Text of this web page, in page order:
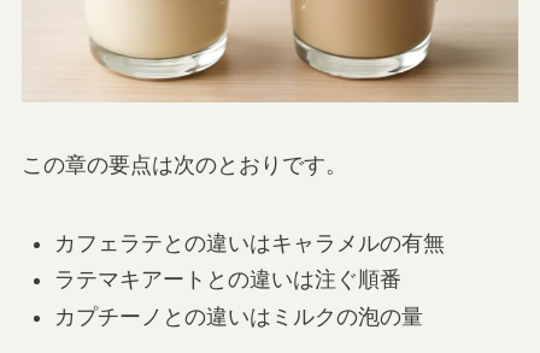
この章の要点は次のとおりです。
カフェラテとの違いはキャラメルの有無
ラテマキアートとの違いは注ぐ順番
カプチーノとの違いはミルクの泡の量